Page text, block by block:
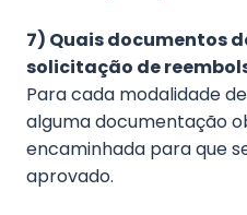
7) Quais documentos
solicitação de
Para cada modalidade
alguma documentação
encaminhada para que
aprovado.